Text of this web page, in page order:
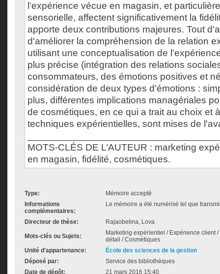
l'expérience vécue en magasin, et
sensorielle, affectent significativement la
apporte deux contributions majeures. Tout
d'améliorer la compréhension de la relation
utilisant une conceptualisation de
plus précise (intégration des relations
consommateurs, des émotions positives et
considération de deux types d'émotions :
plus, différentes implications managériales
de cosmétiques, en ce qui a trait au choix et
techniques expérientielles, sont mises de
MOTS-CLÉS DE L’AUTEUR : marketing
en magasin, fidélité, cosmétiques.
Type:
Mémoire accepté
Informations
complémentaires:
Le mémoire a été numérisé tel que
Directeur de thèse: Rajaobelina, Lova
Mots-clés ou Sujets:
Marketing expérientiel / Expérience client
détail / Cosmétiques
Unité d'appartenance:
École des sciences de la gestion
Déposé par:
Service des bibliothèques
Date de dépôt:
21 mars 2016 15:40